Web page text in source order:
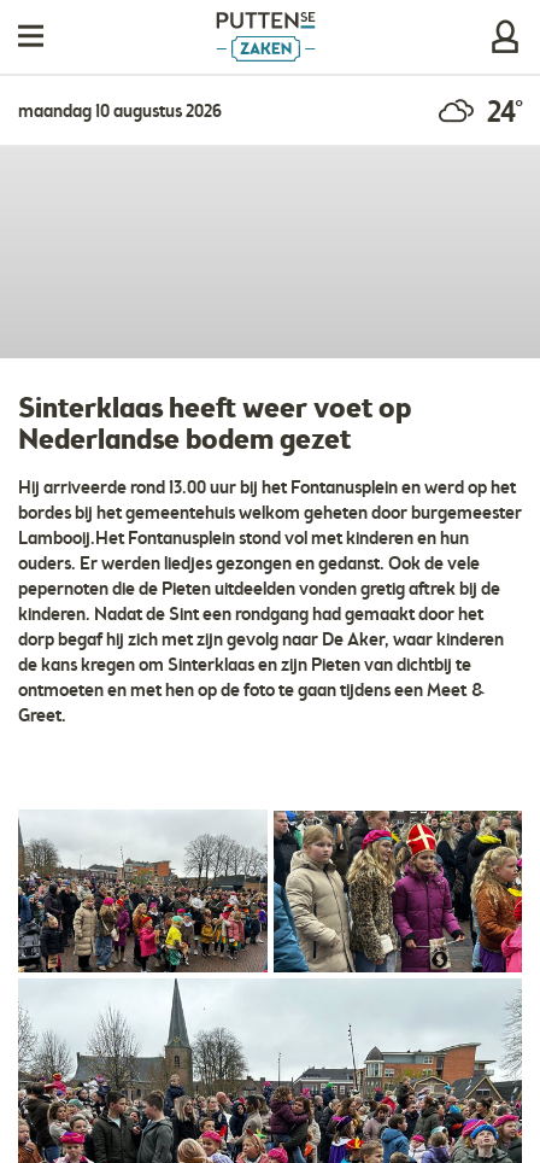
maandag 10 augustus 2026 24°
Sinterklaas heeft weer voet op
Nederlandse bodem gezet
Hij arriveerde rond 13.00 uur bij het Fontanusplein en werd op het
bordes bij het gemeentehuis welkom geheten door burgemeester
Lambooij.Het Fontanusplein stond vol met kinderen en hun
ouders. Er werden liedjes gezongen en gedanst. Ook de vele
pepernoten die de Pieten uitdeelden vonden gretig aftrek bij de
kinderen. Nadat de Sint een rondgang had gemaakt door het
dorp begaf hij zich met zijn gevolg naar De Aker, waar kinderen
de kans kregen om Sinterklaas en zijn Pieten van dichtbij te
ontmoeten en met hen op de foto te gaan tijdens een Meet &
Greet.